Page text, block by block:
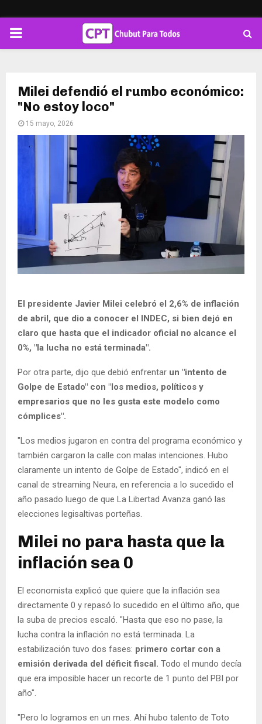
PRIMARY
Milei defendió el rumbo económico:
"No estoy loco"
15 mayo, 2026
El presidente Javier Milei celebró el 2,6% de inflación
de abril, que dio a conocer el INDEC, si bien dejó en
claro que hasta que el indicador oficial no alcance el
0%, "la lucha no está terminada".
Por otra parte, dijo que debió enfrentar un "intento de
Golpe de Estado" con "los medios, políticos y
empresarios que no les gusta este modelo como
cómplices".
"Los medios jugaron en contra del programa económico y
también cargaron la calle con malas intenciones. Hubo
claramente un intento de Golpe de Estado", indicó en el
canal de streaming Neura, en referencia a lo sucedido el
año pasado luego de que La Libertad Avanza ganó las
elecciones legisaltivas porteñas.
Milei no para hasta que la
inflación sea 0
El economista explicó que quiere que la inflación sea
directamente 0 y repasó lo sucedido en el último año, que
la suba de precios escaló. "Hasta que eso no pase, la
lucha contra la inflación no está terminada. La
estabilización tuvo dos fases: primero cortar con a
emisión derivada del déficit fiscal. Todo el mundo decía
que era imposible hacer un recorte de 1 punto del PBI por
año".
"Pero lo logramos en un mes. Ahí hubo talento de Toto